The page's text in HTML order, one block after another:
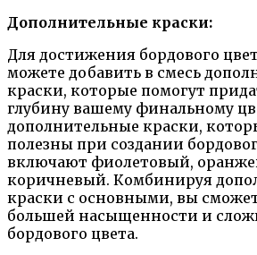
Дополнительные краски:
Для достижения бордового
можете добавить в смесь
краски, которые помогут
глубину вашему финальному
дополнительные краски,
полезны при создании
включают фиолетовый,
коричневый. Комбинируя
краски с основными, вы
большей насыщенности и
бордового цвета.